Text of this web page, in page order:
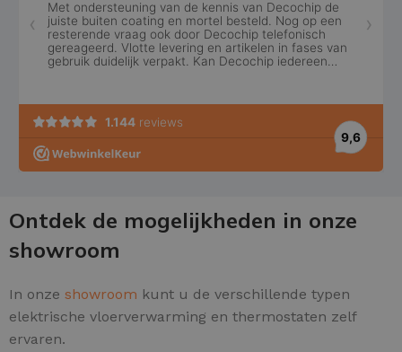
Ontdek de mogelijkheden in onze
showroom
In onze showroom kunt u de verschillende typen
elektrische vloerverwarming en thermostaten zelf
ervaren.